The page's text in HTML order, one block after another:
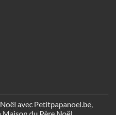
avec Petitpapanoel.be,